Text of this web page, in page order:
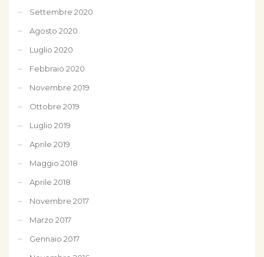
Settembre 2020
Agosto 2020
Luglio 2020
Febbraio 2020
Novembre 2019
Ottobre 2019
Luglio 2019
Aprile 2019
Maggio 2018
Aprile 2018
Novembre 2017
Marzo 2017
Gennaio 2017